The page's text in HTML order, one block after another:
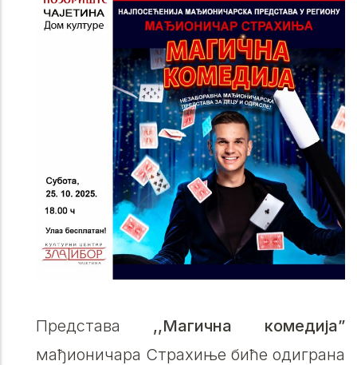
Представа
,,Магична комедија”
мађионичара Страхиње биће одиграна